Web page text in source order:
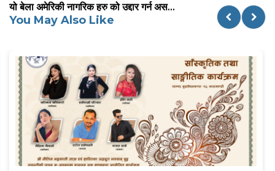
यो बेला अमेरिकी नागरिक हरु को उद्दार गर्न अस...
You May Also Like